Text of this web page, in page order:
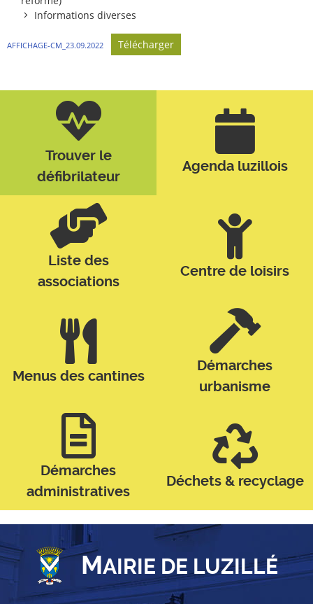
Informations diverses
AFFICHAGE-CM_23.09.2022 Télécharger
Trouver le
défibrilateur
Agenda luzillois
Liste des
associations
Centre de loisirs
Menus des cantines
Démarches
urbanisme
Démarches
administratives
Déchets & recyclage
MAIRIE DE LUZILLÉ